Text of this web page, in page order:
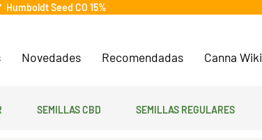
Humboldt Seed CO 15%
Novedades Recomendadas Canna Wiki
Semillas CBD Semillas regulares